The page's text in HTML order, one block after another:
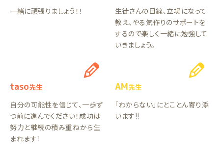
一緒に頑張りましょう！！
生徒さんの目線、立場になって
教え、やる気作りのサポートを
するので楽しく一緒に勉強して
いきましょう。
taso先生
自分の可能性を信じて、一歩ず
つ前に進んでください！成功は
努力と継続の積み重ねから生
まれます！
AM先生
「わからない」にとことん寄り添
います!!